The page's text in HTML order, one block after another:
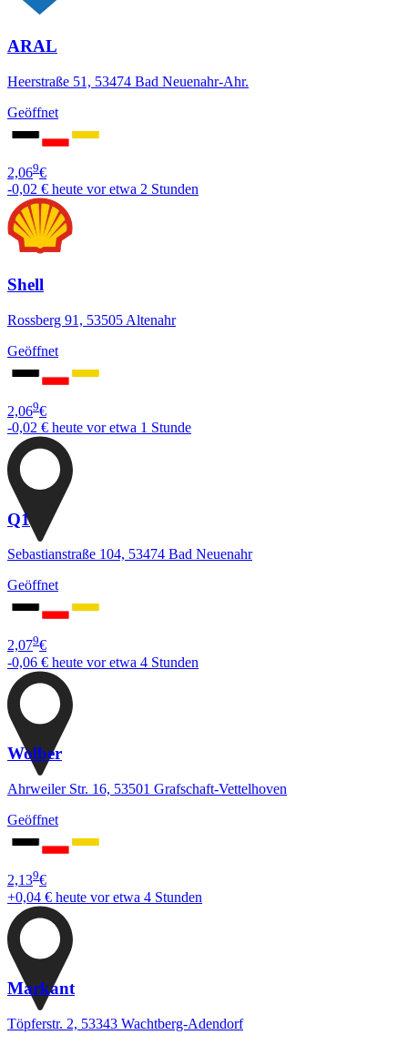
ARAL
Heerstraße 51, 53474 Bad Neuenahr-Ahr.
Geöffnet
2,069€
-0,02 € heute vor etwa 2 Stunden
Shell
Rossberg 91, 53505 Altenahr
Geöffnet
2,069€
-0,02 € heute vor etwa 1 Stunde
Q1
Sebastianstraße 104, 53474 Bad Neuenahr
Geöffnet
2,079€
-0,06 € heute vor etwa 4 Stunden
Wolber
Ahrweiler Str. 16, 53501 Grafschaft-Vettelhoven
Geöffnet
2,139€
+0,04 € heute vor etwa 4 Stunden
Markant
Töpferstr. 2, 53343 Wachtberg-Adendorf